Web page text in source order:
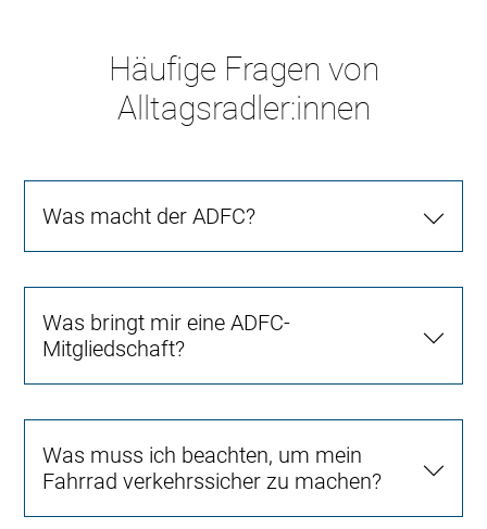
Häufige Fragen von
Alltagsradler:innen
Was macht der ADFC?
Was bringt mir eine ADFC-
Mitgliedschaft?
Was muss ich beachten, um mein
Fahrrad verkehrssicher zu machen?